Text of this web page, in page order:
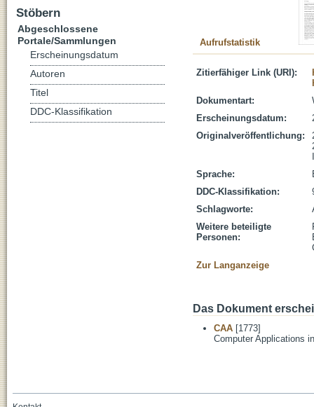
Aufrufstatistik
Zitierfähiger Link (URI):
Dokumentart:
Erscheinungsdatum:
Originalveröffentlichung:
Sprache:
DDC-Klassifikation:
Schlagworte:
Weitere beteiligte
Personen:
Zur Langanzeige
Das Dokument
CAA [1773]
Computer Applications
Stöbern
Abgeschlossene
Portale/Sammlungen
Erscheinungsdatum
Autoren
Titel
DDC-Klassifikation